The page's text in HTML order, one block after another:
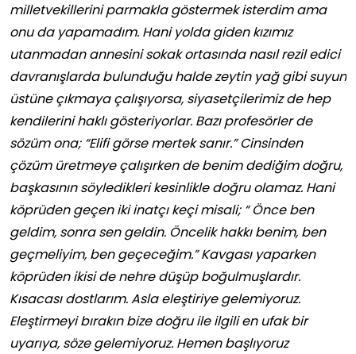
milletvekillerini parmakla göstermek isterdim ama
onu da yapamadım. Hani yolda giden kızımız
utanmadan annesini sokak ortasında nasıl rezil edici
davranışlarda bulunduğu halde zeytin yağ gibi suyun
üstüne çıkmaya çalışıyorsa, siyasetçilerimiz de hep
kendilerini haklı gösteriyorlar. Bazı profesörler de
sözüm ona; “Elifi görse mertek sanır.” Cinsinden
çözüm üretmeye çalışırken de benim dediğim doğru,
başkasının söyledikleri kesinlikle doğru olamaz. Hani
köprüden geçen iki inatçı keçi misali; “ Önce ben
geldim, sonra sen geldin. Öncelik hakkı benim, ben
geçmeliyim, ben geçeceğim.” Kavgası yaparken
köprüden ikisi de nehre düşüp boğulmuşlardır.
Kısacası dostlarım. Asla eleştiriye gelemiyoruz.
Eleştirmeyi bırakın bize doğru ile ilgili en ufak bir
uyarıya, söze gelemiyoruz. Hemen başlıyoruz